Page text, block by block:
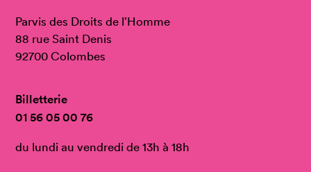
Parvis des Droits de l’Homme
88 rue Saint Denis
92700 Colombes
Billetterie
01 56 05 00 76
du lundi au vendredi de 13h à 18h